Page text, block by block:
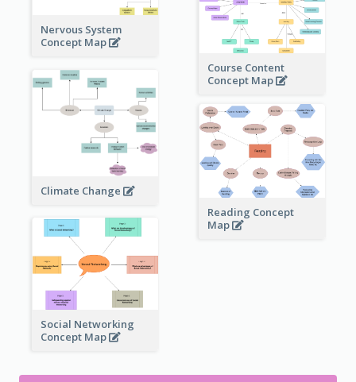
Nervous System
Concept Map
Course Content
Concept Map
Climate Change
Reading Concept
Map
Social Networking
Concept Map